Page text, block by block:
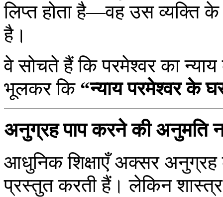
लिप्त होता है—वह उस व्यक्ति
है।
वे सोचते हैं कि परमेश्वर का
भूलकर कि “न्याय परमेश्वर के
अनुग्रह पाप करने की अनुमति
आधुनिक शिक्षाएँ अक्सर अनुग्रह
प्रस्तुत करती हैं। लेकिन